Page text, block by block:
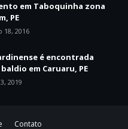
em Taboquinha zona
PE
18, 2016
é encontrada
em Caruaru, PE
2019
Contato